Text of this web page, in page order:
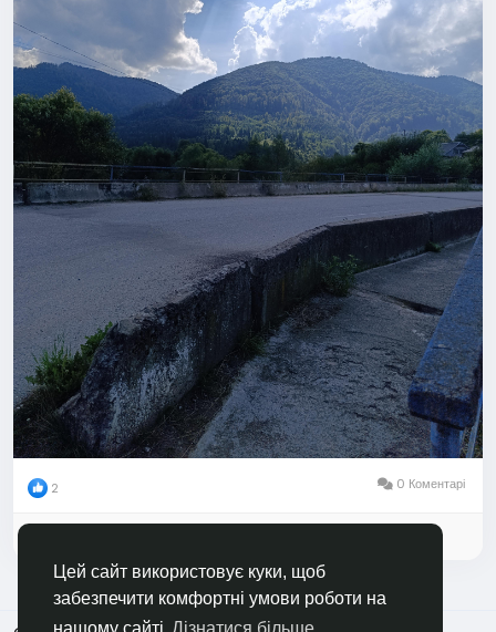
Цей сайт використовує куки, щоб
забезпечити комфортні умови роботи на
2 0 Коментарі